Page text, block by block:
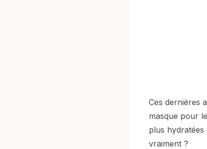
Ces dernières
masque pour
plus hydratées
vraiment ?